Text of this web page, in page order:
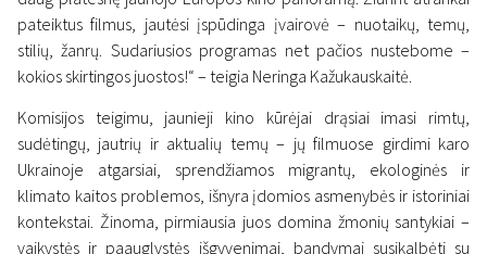
pateiktus filmus, jautėsi įspūdinga įvairovė – nuotaikų, temų,
stilių, žanrų. Sudariusios programas net pačios nustebome –
kokios skirtingos juostos!“ – teigia Neringa Kažukauskaitė.
Komisijos teigimu, jaunieji kino kūrėjai drąsiai imasi rimtų,
sudėtingų, jautrių ir aktualių temų – jų filmuose girdimi karo
Ukrainoje atgarsiai, sprendžiamos migrantų, ekologinės ir
klimato kaitos problemos, išnyra įdomios asmenybės ir istoriniai
kontekstai. Žinoma, pirmiausia juos domina žmonių santykiai –
vaikystės ir paauglystės išgyvenimai, bandymai susikalbėti su